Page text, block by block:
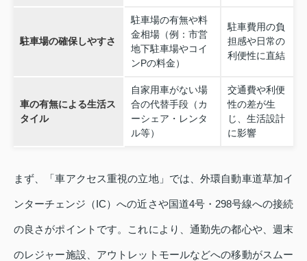
駐車場の確保しやすさ
駐車場の有無や料
金相場（例：市営
地下駐車場やコイ
ンPの料金）
駐車費用の負
担感や日常の
利便性に直結
車の有無による生活ス
タイル
自家用車がない場
合の代替手段（カ
ーシェア・レンタ
ル等）
交通費や利便
性の差が生
じ、生活設計
に影響
まず、「車アクセス重視の立地」では、外環自動車道草加イ
ンターチェンジ（IC）への近さや国道4号・298号線への接続
の良さがポイントです。これにより、通勤先の都心や、週末
のレジャー施設、アウトレットモールなどへの移動がスムー